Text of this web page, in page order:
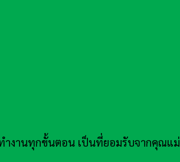
ำงานทุกขั้นตอน เป็นที่ยอมรับจากคุณแม่